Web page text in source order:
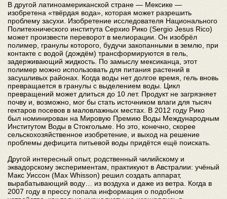
В другой латиноамериканской стране — Мексике —
изобретена «твёрдая вода», которая может разрешить
проблему засухи. Изобретение исследователя Национального
Политехнического института Серхио Рико (Sergio Jesus Rico)
может произвести переворот в мелиорации. Он изобрёл
полимер, гранулы которого, будучи закопанными в землю, при
контакте с водой (дождём) трансформируются в гель,
задерживающий жидкость. По замыслу мексиканца, этот
полимер можно использовать для питания растений в
засушливых районах. Когда воды нет долгое время, гель вновь
превращается в гранулы с выделением воды. Цикл
превращений может длиться до 10 лет. Продукт не загрязняет
почву и, возможно, мог бы стать источником влаги для тысяч
гектаров посевов в маловлажных местах. В 2012 году Рико
был номинирован на Мировую Премию Воды Международным
Институтом Воды в Стокгольме. Но это, конечно, скорее
сельскохозяйственное изобретение, и выход на решение
проблемы дефицита питьевой воды придётся ещё поискать.
Другой интересный опыт, родственный чилийскому и
эквадорскому экспериментам, практикуют в Австралии: учёный
Макс Уиссон (Max Whisson) решил создать аппарат,
вырабатывающий воду… из воздуха и даже из ветра. Когда в
2007 году в прессу попала информация о подобном